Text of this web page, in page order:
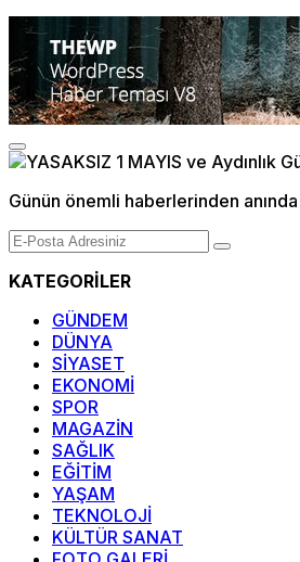
Günün önemli haberlerinden
KATEGORİLER
GÜNDEM
DÜNYA
SİYASET
EKONOMİ
SPOR
MAGAZİN
SAĞLIK
EĞİTİM
YAŞAM
TEKNOLOJİ
KÜLTÜR SANAT